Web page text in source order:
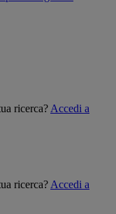
ricerca? Accedi a
ricerca? Accedi a